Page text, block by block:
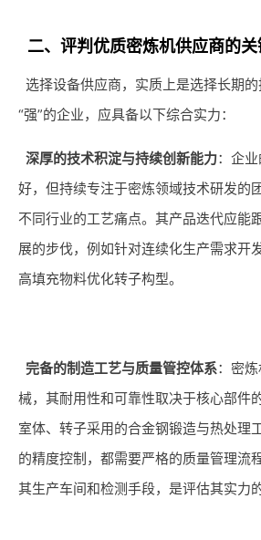
二、评判优质密炼机供应商的
选择设备供应商，实质上是选择长期
“强”的企业，应具备以下综合实力：
深厚的技术积淀与持续创新能力：企
好，但持续专注于密炼领域技术研发的
不同行业的工艺痛点。其产品迭代应能
展的步伐，例如针对连续化生产需求开
高填充物料优化转子构型。
完备的制造工艺与质量管控体系：密
械，其耐用性和可靠性取决于核心部件
室体、转子采用的合金钢锻造与热处理
的精度控制，都需要严格的质量管理流
其生产车间和检测手段，是评估其实力